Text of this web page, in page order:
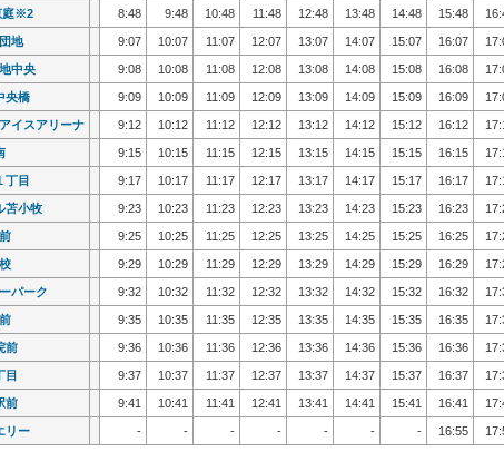
庭※2 8:48 9:48 10:48 11:48 12:48 13:48 14:48 15:48
地 9:07 10:07 11:07 12:07 13:07 14:07 15:07 16:07
中央 9:08 10:08 11:08 12:08 13:08 14:08 15:08 16:08
央橋 9:09 10:09 11:09 12:09 13:09 14:09 15:09 16:09
イスアリーナ 9:12 10:12 11:12 12:12 13:12 14:12 15:12 16:12
9:15 10:15 11:15 12:15 13:15 14:15 15:15 16:15
丁目 9:17 10:17 11:17 12:17 13:17 14:17 15:17 16:17
苫小牧 9:23 10:23 11:23 12:23 13:23 14:23 15:23 16:23
9:25 10:25 11:25 12:25 13:25 14:25 15:25 16:25
9:29 10:29 11:29 12:29 13:29 14:29 15:29 16:29
パーク 9:32 10:32 11:32 12:32 13:32 14:32 15:32 16:32
9:35 10:35 11:35 12:35 13:35 14:35 15:35 16:35
前 9:36 10:36 11:36 12:36 13:36 14:36 15:36 16:36
目 9:37 10:37 11:37 12:37 13:37 14:37 15:37 16:37
前 9:41 10:41 11:41 12:41 13:41 14:41 15:41 16:41
リー - - - - - - - 16:55
庭※2 8:48 9:48 10:48 11:48 12:48 13:48 14:48 15:48
地 9:07 10:07 11:07 12:07 13:07 14:07 15:07 16:07
中央 9:08 10:08 11:08 12:08 13:08 14:08 15:08 16:08
央橋 9:09 10:09 11:09 12:09 13:09 14:09 15:09 16:09
イスアリーナ 9:12 10:12 11:12 12:12 13:12 14:12 15:12 16:12
9:15 10:15 11:15 12:15 13:15 14:15 15:15 16:15
丁目 9:17 10:17 11:17 12:17 13:17 14:17 15:17 16:17
苫小牧 9:23 10:23 11:23 12:23 13:23 14:23 15:23 16:23
9:25 10:25 11:25 12:25 13:25 14:25 15:25 16:25
9:29 10:29 11:29 12:29 13:29 14:29 15:29 16:29
パーク 9:32 10:32 11:32 12:32 13:32 14:32 15:32 16:32
9:35 10:35 11:35 12:35 13:35 14:35 15:35 16:35
前 9:36 10:36 11:36 12:36 13:36 14:36 15:36 16:36
目 9:37 10:37 11:37 12:37 13:37 14:37 15:37 16:37
前 9:41 10:41 11:41 12:41 13:41 14:41 15:41 16:41
リー - - - - - - - 16:55